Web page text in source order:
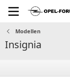
Modellen
Insignia